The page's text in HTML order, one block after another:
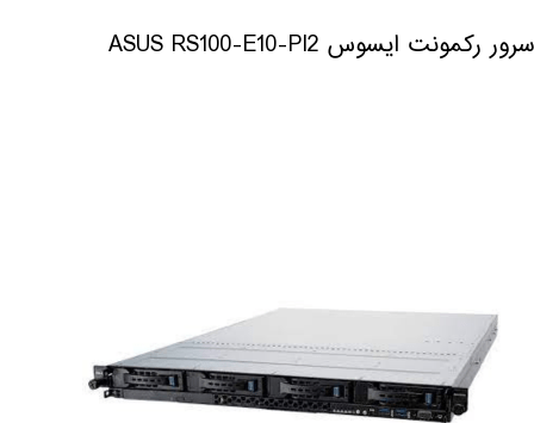
سرور رکمونت ایسوس ASUS RS100-E10-PI2